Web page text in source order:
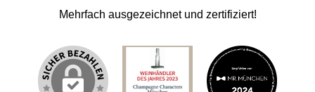
Mehrfach ausgezeichnet und zertifiziert!